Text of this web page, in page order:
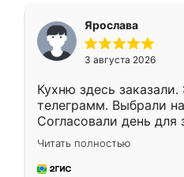
Ярослава
3 августа 2026
Кухню здесь
телеграмм. Выбрали
Согласовали день для
недели кухня была уже
довольны работой.
мебель за
Читать полностью